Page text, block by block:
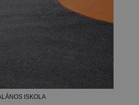
ISKOLA